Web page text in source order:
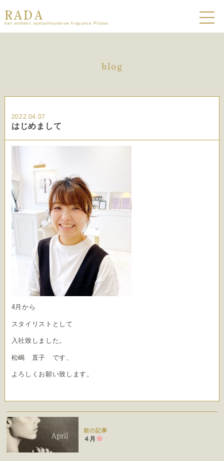
RADA
hair esthetic eyelash/eyebrow fragrance Pilates
blog
2022.04.07
はじめまして
4月から
スタイリストとして
入社致しました。
松嶋 直子 です、
よろしくお願い致します。
前の記事
４月